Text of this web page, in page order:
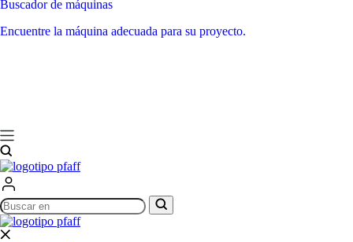
Buscador de máquinas
Encuentre la máquina adecuada para su proyecto.
Buscar
en